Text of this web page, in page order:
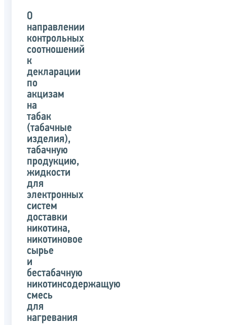
указанного
письма
О
направлении
контрольных
соотношений
к
декларации
по
акцизам
на
табак
(табачные
изделия),
табачную
продукцию,
жидкости
для
электронных
систем
доставки
никотина,
никотиновое
сырье
и
бестабачную
никотинсодержащую
смесь
для
нагревания